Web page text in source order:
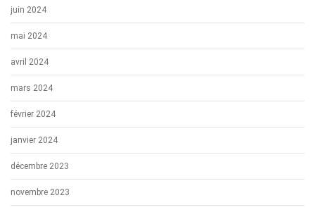
juin 2024
mai 2024
avril 2024
mars 2024
février 2024
janvier 2024
décembre 2023
novembre 2023